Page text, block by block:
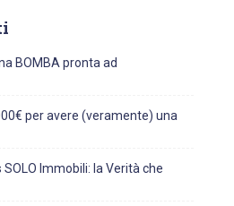
BOMBA pronta ad
per avere (veramente) una
SOLO Immobili: la Verità che